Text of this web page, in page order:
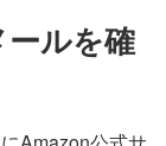
ルを確